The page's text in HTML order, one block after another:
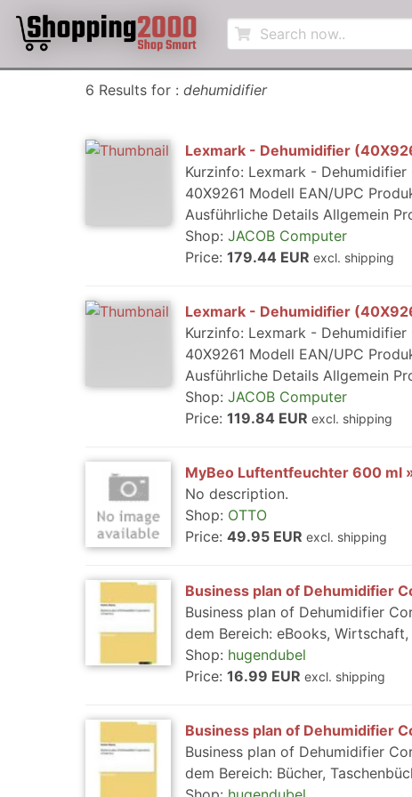
6 Results for : dehumidifier
Lexmark - Dehumidifier
Kurzinfo: Lexmark -
40X9261 Modell EAN/UPC
Ausführliche Details Allgemein
Shop: JACOB Computer
Price: 179.44 EUR excl. shipping
Lexmark - Dehumidifier
Kurzinfo: Lexmark -
40X9261 Modell EAN/UPC
Ausführliche Details Allgemein
Shop: JACOB Computer
Price: 119.84 EUR excl. shipping
MyBeo Luftentfeuchter 600 ml
No description.
Shop: OTTO
Price: 49.95 EUR excl. shipping
Business plan of Dehumidifier
Business plan of Dehumidifier
dem Bereich: eBooks, Wirtschaft,
Shop: hugendubel
Price: 16.99 EUR excl. shipping
Business plan of Dehumidifier
Business plan of Dehumidifier
dem Bereich: Bücher,